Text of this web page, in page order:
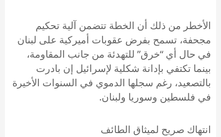
الأخطر من ذلك أن الخطة تتضمن آلية تحكيم
مجحفة، تسمح بفرض عقوبات أميركية على لبنان
في حال أي “خرق” للتهدئة من جانب المقاومة،
بينما تكتفي بإدانة شكلية لإسرائيل إن بادرت
بالتصعيد، رغم سجلها الدموي في السنوات الأخيرة
في فلسطين وسوريا ولبنان.
انتهاك صريح لميثاق الطائف